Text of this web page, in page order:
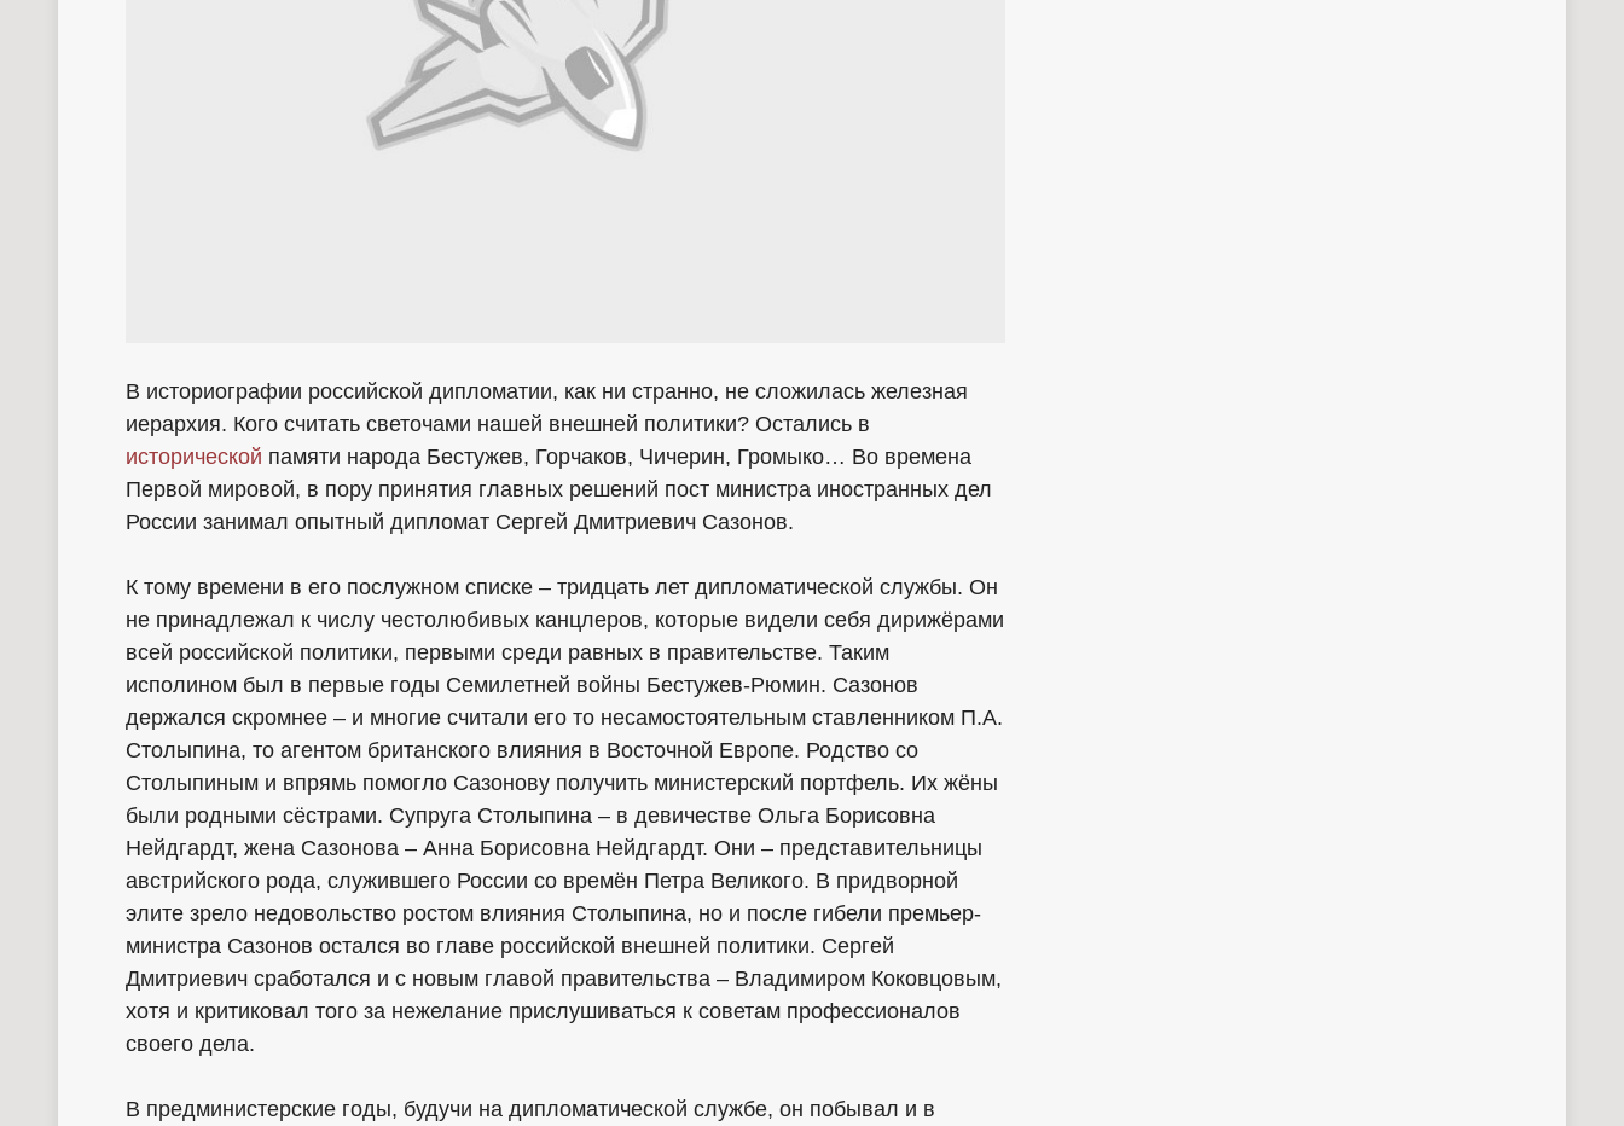
В историографии российской дипломатии, как ни странно, не сложилась железная
иерархия. Кого считать светочами нашей внешней политики? Остались в
исторической памяти народа Бестужев, Горчаков, Чичерин, Громыко… Во времена
Первой мировой, в пору принятия главных решений пост министра иностранных дел
России занимал опытный дипломат Сергей Дмитриевич Сазонов.
К тому времени в его послужном списке – тридцать лет дипломатической службы. Он
не принадлежал к числу честолюбивых канцлеров, которые видели себя дирижёрами
всей российской политики, первыми среди равных в правительстве. Таким
исполином был в первые годы Семилетней войны Бестужев-Рюмин. Сазонов
держался скромнее – и многие считали его то несамостоятельным ставленником П.А.
Столыпина, то агентом британского влияния в Восточной Европе. Родство со
Столыпиным и впрямь помогло Сазонову получить министерский портфель. Их жёны
были родными сёстрами. Супруга Столыпина – в девичестве Ольга Борисовна
Нейдгардт, жена Сазонова – Анна Борисовна Нейдгардт. Они – представительницы
австрийского рода, служившего России со времён Петра Великого. В придворной
элите зрело недовольство ростом влияния Столыпина, но и после гибели премьер-
министра Сазонов остался во главе российской внешней политики. Сергей
Дмитриевич сработался и с новым главой правительства – Владимиром Коковцовым,
хотя и критиковал того за нежелание прислушиваться к советам профессионалов
своего дела.
В предминистерские годы, будучи на дипломатической службе, он побывал и в